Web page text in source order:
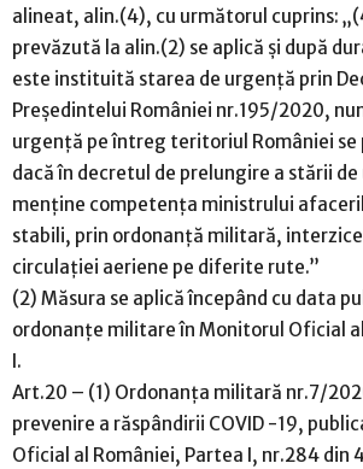
alineat, alin.(4), cu următorul cuprins:
prevăzută la alin.(2) se aplică și după
este instituită starea de urgență prin
Președintelui României nr.195/2020,
urgență pe întreg teritoriul României se
dacă în decretul de prelungire a stării
menține competența ministrului
stabili, prin ordonanță militară,
circulației aeriene pe diferite rute.”
(2) Măsura se aplică începând cu data
ordonanțe militare în Monitorul Oficial
I.
Art.20 – (1) Ordonanța militară nr.7/
prevenire a răspândirii COVID -19,
Oficial al României, Partea I, nr.284 din